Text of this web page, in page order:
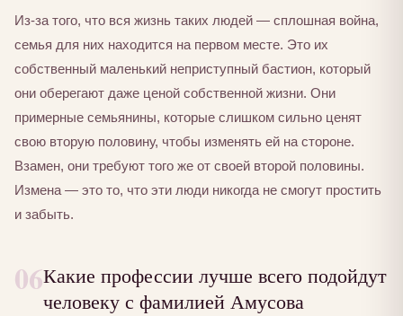
Из-за того, что вся жизнь таких людей — сплошная война,
семья для них находится на первом месте. Это их
собственный маленький неприступный бастион, который
они оберегают даже ценой собственной жизни. Они
примерные семьянины, которые слишком сильно ценят
свою вторую половину, чтобы изменять ей на стороне.
Взамен, они требуют того же от своей второй половины.
Измена — это то, что эти люди никогда не смогут простить
и забыть.
06Какие профессии лучше всего подойдут
человеку с фамилией Амусова